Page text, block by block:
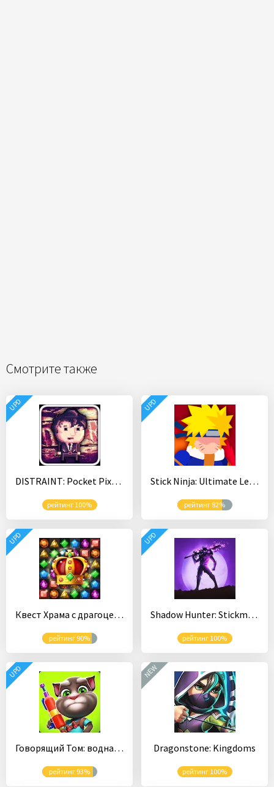
Смотрите также
DISTRAINT: Pocket Pixel Horror
рейтинг 100%
UPD
Stick Ninja: Ultimate Legends
рейтинг 82%
UPD
Квест Храма с драгоценностями
рейтинг 90%
UPD
Shadow Hunter: Stickman Legends Offline RPG
рейтинг 100%
UPD
Говорящий Том: водная битва
рейтинг 93%
UPD
Dragonstone: Kingdoms
рейтинг 100%
NEW